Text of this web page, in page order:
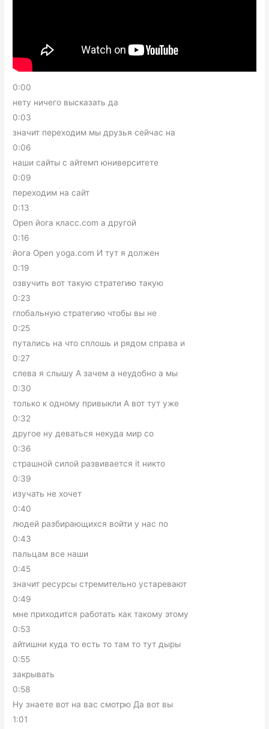
0:00
нету ничего высказать да
0:03
значит переходим мы друзья сейчас на
0:06
наши сайты с айтемп юниверситете
0:09
переходим на сайт
0:13
Open йога класс.com а другой
0:16
йога Open yoga.com И тут я должен
0:19
озвучить вот такую стратегию такую
0:23
глобальную стратегию чтобы вы не
0:25
путались на что сплошь и рядом справа и
0:27
слева я слышу А зачем а неудобно а мы
0:30
только к одному привыкли А вот тут уже
0:32
другое ну деваться некуда мир со
0:36
страшной силой развивается it никто
0:39
изучать не хочет
0:40
людей разбирающихся войти у нас по
0:43
пальцам все наши
0:45
значит ресурсы стремительно устаревают
0:49
мне приходится работать как такому этому
0:53
айтишни куда то есть то там то тут дыры
0:55
закрывать
0:58
Ну знаете вот на вас смотрю Да вот вы
1:01